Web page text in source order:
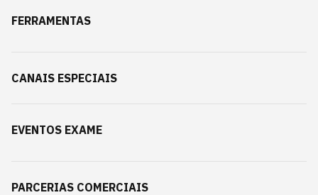
FERRAMENTAS
CANAIS ESPECIAIS
EVENTOS EXAME
PARCERIAS COMERCIAIS